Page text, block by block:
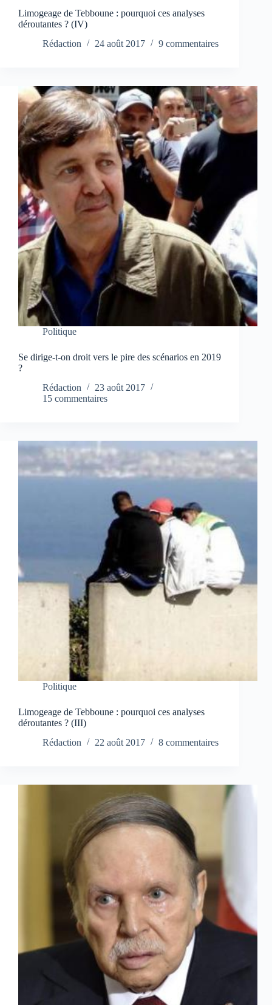
Limogeage de Tebboune : pourquoi ces analyses
déroutantes ? (IV)
Rédaction
24 août 2017 9 commentaires
Politique
Se dirige-t-on droit vers le pire des scénarios en 2019
?
Rédaction
23 août 2017
15 commentaires
Politique
Limogeage de Tebboune : pourquoi ces analyses
déroutantes ? (III)
Rédaction
22 août 2017 8 commentaires